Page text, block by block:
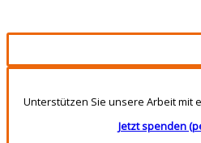
Unterstützen Sie unsere Arbeit mit
Jetzt spenden